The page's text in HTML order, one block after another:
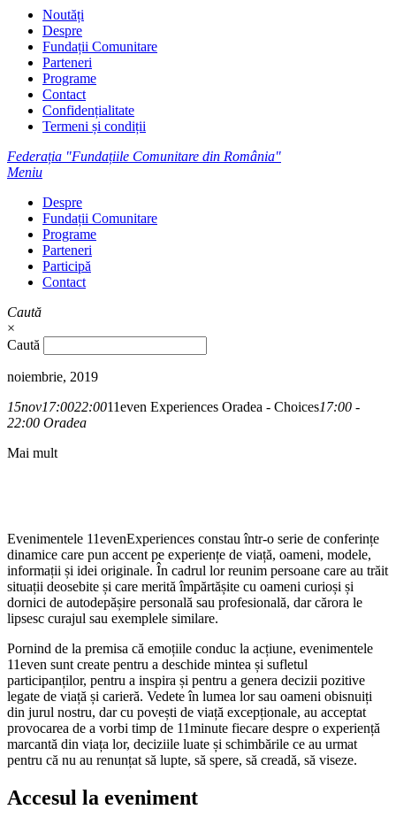
Noutăți
Despre
Fundații Comunitare
Parteneri
Programe
Contact
Confidențialitate
Termeni și condiții
Federația "Fundațiile Comunitare din România"
Meniu
Despre
Fundații Comunitare
Programe
Parteneri
Participă
Contact
Caută
×
Caută
noiembrie, 2019
15nov17:0022:0011even Experiences Oradea - Choices17:00 -
22:00 Oradea
Mai mult
Evenimentele 11evenExperiences constau într-o serie de conferințe
dinamice care pun accent pe experiențe de viață, oameni, modele,
informații și idei originale. În cadrul lor reunim persoane care au trăit
situații deosebite și care merită împărtășite cu oameni curioși și
dornici de autodepășire personală sau profesională, dar cărora le
lipsesc curajul sau exemplele similare.
Pornind de la premisa că emoțiile conduc la acțiune, evenimentele
11even sunt create pentru a deschide mintea și sufletul
participanților, pentru a inspira și pentru a genera decizii pozitive
legate de viață și carieră. Vedete în lumea lor sau oameni obisnuiți
din jurul nostru, dar cu povești de viață excepționale, au acceptat
provocarea de a vorbi timp de 11minute fiecare despre o experiență
marcantă din viața lor, deciziile luate și schimbările ce au urmat
pentru că nu au renunțat să lupte, să spere, să creadă, să viseze.
Accesul la eveniment